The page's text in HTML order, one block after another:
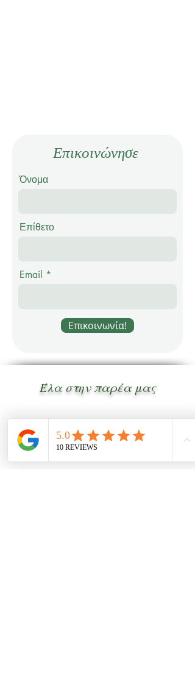
Επικοινώνησε
Όνομα
Επίθετο
Email
Επικοινωνία!
Έλα στην παρέα μας